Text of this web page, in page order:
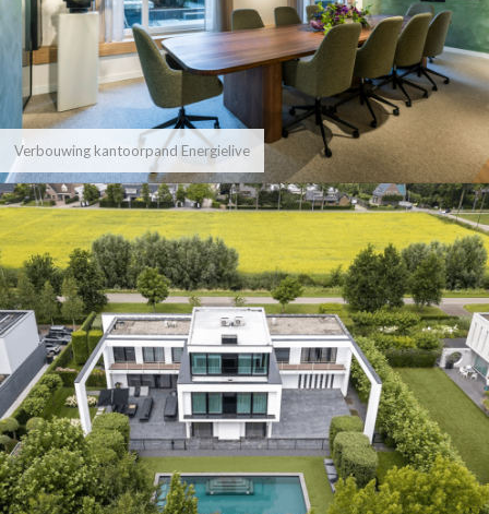
Verbouwing kantoorpand Energielive